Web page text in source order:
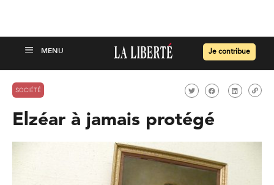
Je contribue
SOCIÉTÉ
Elzéar à jamais protégé